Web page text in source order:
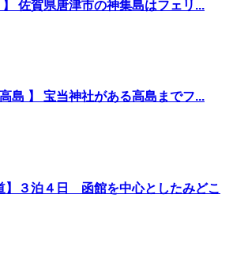
】 佐賀県唐津市の神集島はフェリ...
高島 】 宝当神社がある高島までフ...
】３泊４日 函館を中心としたみどこ